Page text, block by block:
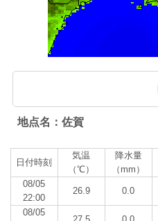
地点名：佐賀
日付時刻
気温
（℃）
降水量
（mm）
08/05
22:00
26.9 0.0
08/05